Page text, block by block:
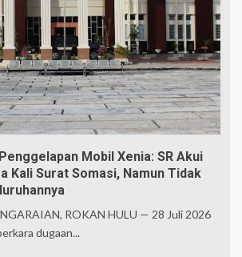
Mobil Xenia: SR Akui
Kali Surat Somasi, Namun Tidak
ROKAN HULU — 28 Juli 2026
dugaan...